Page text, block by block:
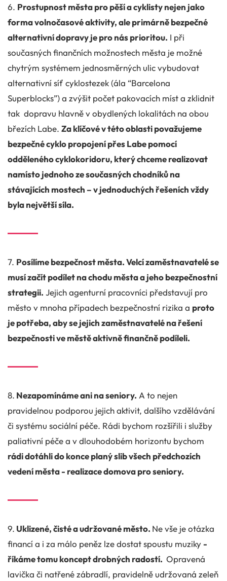
6. Prostupnost města pro pěší a cyklisty nejen jako
forma volnočasové aktivity, ale primárně bezpečné
alternativní dopravy je pro nás prioritou. I při
současných finančních možnostech města je možné
chytrým systémem jednosměrných ulic vybudovat
alternativní síť cyklostezek (ála “Barcelona
Superblocks”) a zvýšit počet pakovacích míst a zklidnit
tak dopravu hlavně v obydlených lokalitách na obou
březích Labe. Za klíčové v této oblasti považujeme
bezpečné cyklo propojení přes Labe pomocí
odděleného cyklokoridoru, který chceme realizovat
namísto jednoho ze současných chodníků na
stávajících mostech – v jednoduchých řešeních vždy
byla největší síla.
7. Posílíme bezpečnost města. Velcí zaměstnavatelé se
musí začít podílet na chodu města a jeho bezpečnostní
strategii. Jejich agenturní pracovníci představují pro
město v mnoha případech bezpečnostní rizika a proto
je potřeba, aby se jejich zaměstnavatelé na řešení
bezpečnosti ve městě aktivně finančně podíleli.
8. Nezapomínáme ani na seniory. A to nejen
pravidelnou podporou jejich aktivit, dalšího vzdělávání
či systému sociální péče. Rádi bychom rozšířili i služby
paliativní péče a v dlouhodobém horizontu bychom
rádi dotáhli do konce planý slib všech předchozích
vedení města - realizace domova pro seniory.
9. Uklizené, čisté a udržované město. Ne vše je otázka
financí a i za málo peněz lze dostat spoustu muziky -
říkáme tomu koncept drobných radostí. Opravená
lavička či natřené zábradlí, pravidelně udržovaná zeleň